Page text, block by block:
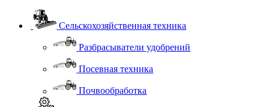
Сельскохозяйственная техника
Разбрасыватели удобрений
Посевная техника
Почвообработка